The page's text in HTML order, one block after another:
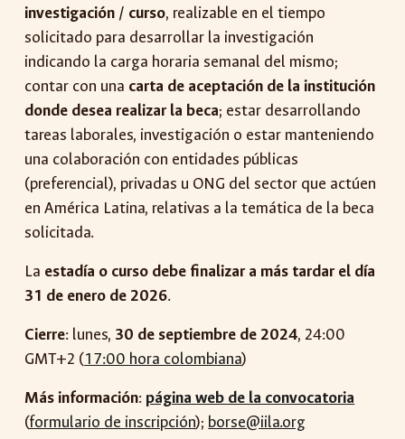
investigación / curso, realizable en el tiempo
solicitado para desarrollar la investigación
indicando la carga horaria semanal del mismo;
contar con una carta de aceptación de la institución
donde desea realizar la beca; estar desarrollando
tareas laborales, investigación o estar manteniendo
una colaboración con entidades públicas
(preferencial), privadas u ONG del sector que actúen
en América Latina, relativas a la temática de la beca
solicitada.
La estadía o curso debe finalizar a más tardar el día
31 de enero de 2026.
Cierre: lunes, 30 de septiembre de 2024, 24:00
GMT+2 (17:00 hora colombiana)
Más información: página web de la convocatoria
(formulario de inscripción); borse@iila.org